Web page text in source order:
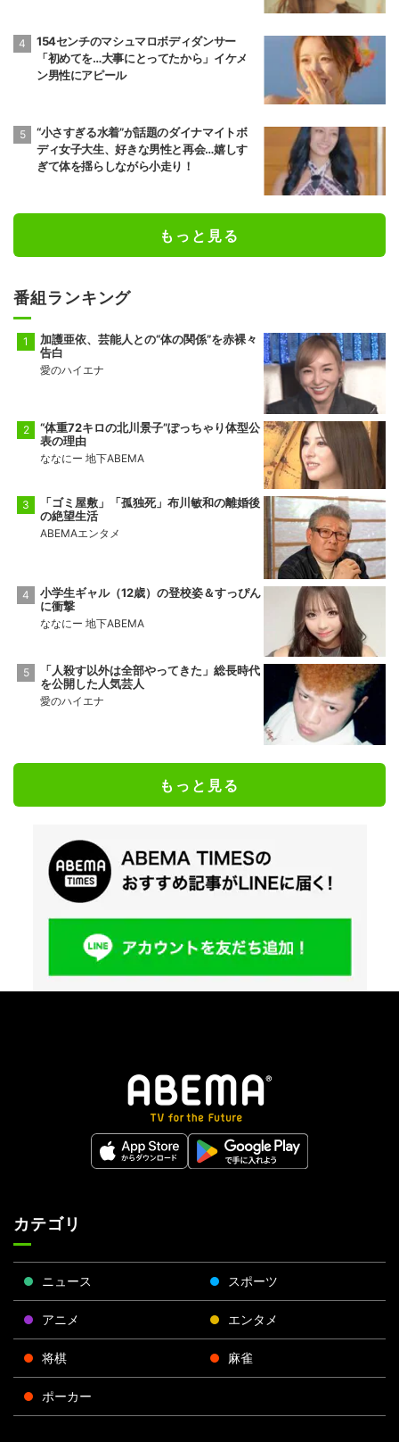
154センチのマシュマロボディダンサー
「初めてを…大事にとってたから」イケメ
ン男性にアピール
“小さすぎる水着”が話題のダイナマイトボ
ディ女子大生、好きな男性と再会…嬉しす
ぎて体を揺らしながら小走り！
もっと見る
番組ランキング
加護亜依、芸能人との“体の関係”を赤裸々
告白
愛のハイエナ
“体重72キロの北川景子”ぽっちゃり体型公
表の理由
ななにー 地下ABEMA
「ゴミ屋敷」「孤独死」布川敏和の離婚後
の絶望生活
ABEMAエンタメ
小学生ギャル（12歳）の登校姿＆すっぴん
に衝撃
ななにー 地下ABEMA
「人殺す以外は全部やってきた」総長時代
を公開した人気芸人
愛のハイエナ
もっと見る
カテゴリ
ニュース スポーツ
アニメ エンタメ
将棋 麻雀
ポーカー